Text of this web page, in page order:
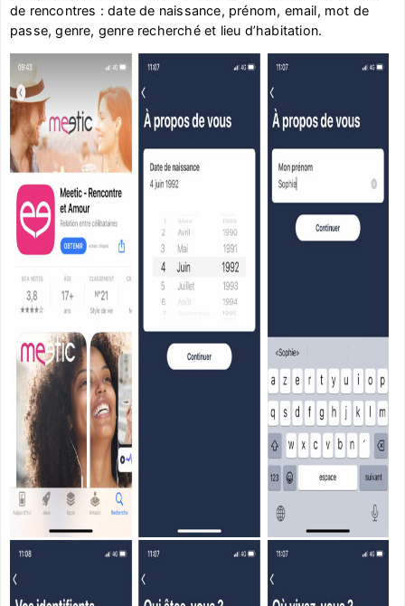
de rencontres : date de naissance, prénom, email, mot de
passe, genre, genre recherché et lieu d’habitation.